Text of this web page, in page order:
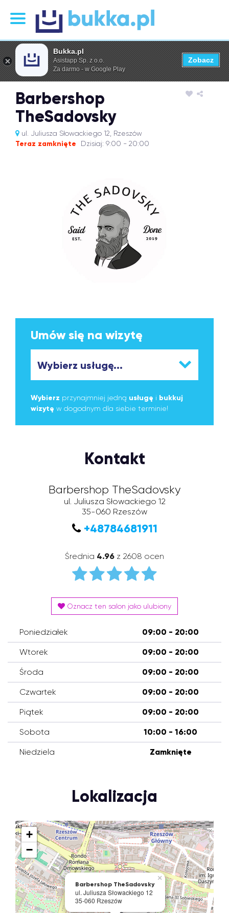
Barbershop
TheSadovsky
ul. Juliusza Słowackiego 12, Rzeszów
Teraz zamknięte Dzisiaj: 9:00 - 20:00
Umów się na wizytę
Wybierz przynajmniej jedną usługę i bukkuj
wizytę w dogodnym dla siebie terminie!
Kontakt
Barbershop TheSadovsky
ul. Juliusza Słowackiego 12
35-060 Rzeszów
+48784681911
Średnia 4.96 z 2608 ocen
Oznacz ten salon jako ulubiony
Poniedziałek 09:00 - 20:00
Wtorek 09:00 - 20:00
Środa 09:00 - 20:00
Czwartek 09:00 - 20:00
Piątek 09:00 - 20:00
Sobota 10:00 - 16:00
Niedziela Zamknięte
Lokalizacja
Barbershop TheSadovsky
ul. Juliusza Słowackiego 12
35-060 Rzeszów
×
+
−
Bukka.pl
Asistapp Sp. z o.o.
Za darmo - w Google Play
Zobacz